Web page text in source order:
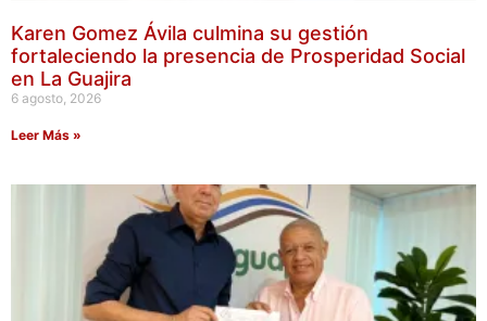
Karen Gomez Ávila culmina su gestión
fortaleciendo la presencia de Prosperidad Social
en La Guajira
6 agosto, 2026
Leer Más »